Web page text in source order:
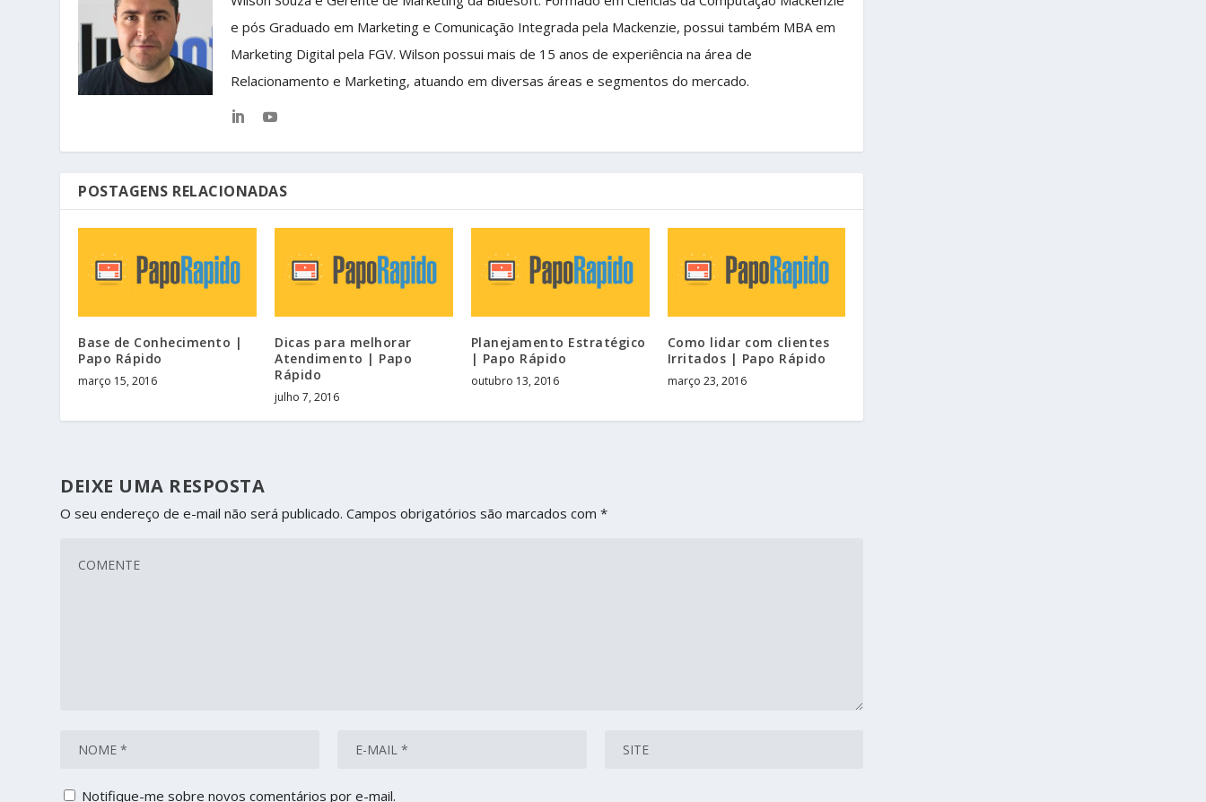
e pós Graduado em Marketing e Comunicação Integrada pela Mackenzie, possui também MBA em
Marketing Digital pela FGV. Wilson possui mais de 15 anos de experiência na área de
Relacionamento e Marketing, atuando em diversas áreas e segmentos do mercado.
POSTAGENS RELACIONADAS
Base de Conhecimento |
Papo Rápido
março 15, 2016
Dicas para melhorar
Atendimento | Papo
Rápido
julho 7, 2016
Planejamento Estratégico
| Papo Rápido
outubro 13, 2016
Como lidar com clientes
Irritados | Papo Rápido
março 23, 2016
DEIXE UMA RESPOSTA
O seu endereço de e-mail não será publicado. Campos obrigatórios são marcados com*
Notifique-me sobre novos comentários por e-mail.